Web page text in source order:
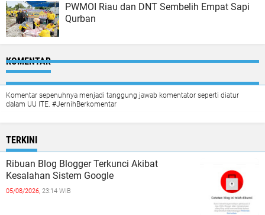
PWMOI Riau dan DNT Sembelih Empat Sapi
Qurban
KOMENTAR
Komentar sepenuhnya menjadi tanggung jawab komentator seperti diatur
dalam UU ITE. #JernihBerkomentar
TERKINI
Ribuan Blog Blogger Terkunci Akibat
Kesalahan Sistem Google
05/08/2026, 23:14 WIB